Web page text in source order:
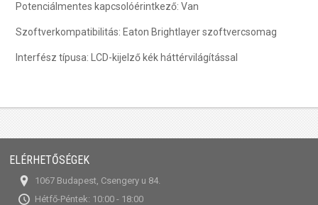
Potenciálmentes kapcsolóérintkező: Van
Szoftverkompatibilitás: Eaton Brightlayer szoftvercsomag
Interfész típusa: LCD-kijelző kék háttérvilágítással
ELÉRHETŐSÉGEK
1067 Budapest, Csengery u 84.
Hétfő-Péntek: 10:00 - 18:00